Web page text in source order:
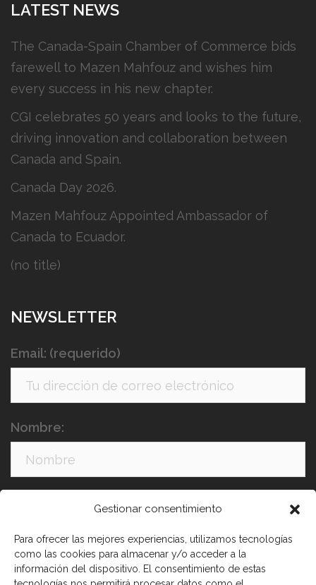
Gestionar consentimiento
Para ofrecer las mejores experiencias, utilizamos tecnologías
como las cookies para almacenar y/o acceder a la
información del dispositivo. El consentimiento de estas
LATEST NEWS
The Canada-Spain Chamber of Commerce bids
farewell to Mazen Mahfouz and wishes him
every success in his new chapter.
CGI celebrates 50 years and looks to the future,
driving innovation and collaboration between
Canada and Spain.
Canada Day 2026.
Mazen Mahfouz Appointed Ambassador of
Canada to Ecuador.
(no title)
NEWSLETTER
Email: (requerido)
Nombre: